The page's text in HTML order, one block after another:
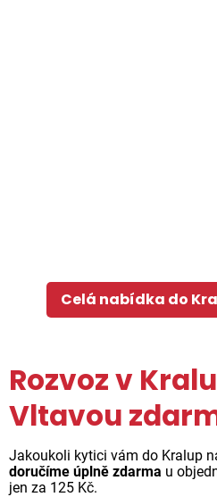
Celá nabídka do
Rozvoz v
Vltavou
Jakoukoli kytici vám do Kralup
doručíme úplně zdarma u
jen za 125 Kč.